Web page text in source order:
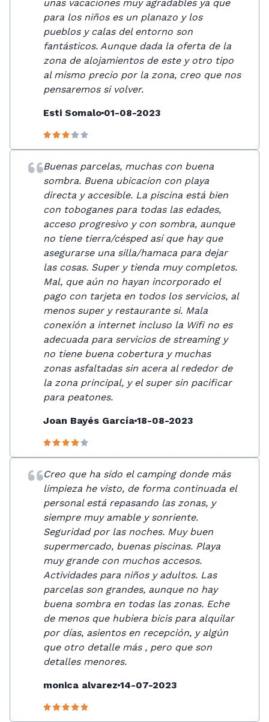
unas vacaciones muy agradables ya que
para los niños es un planazo y los
pueblos y calas del entorno son
fantásticos. Aunque dada la oferta de la
zona de alojamientos de este y otro tipo
al mismo precio por la zona, creo que nos
pensaremos si volver.
Esti Somalo 01-08-2023
Buenas parcelas, muchas con buena
sombra. Buena ubicacion con playa
directa y accesible. La piscina está bien
con toboganes para todas las edades,
acceso progresivo y con sombra, aunque
no tiene tierra/césped así que hay que
asegurarse una silla/hamaca para dejar
las cosas. Super y tienda muy completos.
Mal, que aún no hayan incorporado el
pago con tarjeta en todos los servicios, al
menos super y restaurante si. Mala
conexión a internet incluso la Wifi no es
adecuada para servicios de streaming y
no tiene buena cobertura y muchas
zonas asfaltadas sin acera al rededor de
la zona principal, y el super sin pacificar
para peatones.
Joan Bayés García 18-08-2023
Creo que ha sido el camping donde más
limpieza he visto, de forma continuada el
personal está repasando las zonas, y
siempre muy amable y sonriente.
Seguridad por las noches. Muy buen
supermercado, buenas piscinas. Playa
muy grande con muchos accesos.
Actividades para niños y adultos. Las
parcelas son grandes, aunque no hay
buena sombra en todas las zonas. Eche
de menos que hubiera bicis para alquilar
por días, asientos en recepción, y algún
que otro detalle más , pero que son
detalles menores.
monica alvarez 14-07-2023